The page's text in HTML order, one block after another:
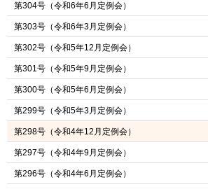
第304号（令和6年6月定例会）
第303号（令和6年3月定例会）
第302号（令和5年12月定例会）
第301号（令和5年9月定例会）
第300号（令和5年6月定例会）
第299号（令和5年3月定例会）
第298号（令和4年12月定例会）
第297号（令和4年9月定例会）
第296号（令和4年6月定例会）